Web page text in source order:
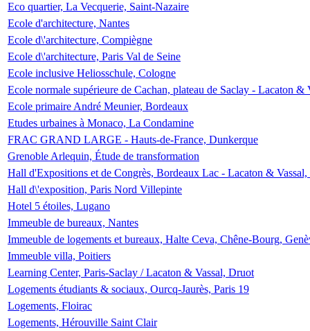
Eco quartier, La Vecquerie, Saint-Nazaire
Ecole d'architecture, Nantes
Ecole d\'architecture, Compiègne
Ecole d\'architecture, Paris Val de Seine
Ecole inclusive Heliosschule, Cologne
Ecole normale supérieure de Cachan, plateau de Saclay - Lacaton &
Ecole primaire André Meunier, Bordeaux
Etudes urbaines à Monaco, La Condamine
FRAC GRAND LARGE - Hauts-de-France, Dunkerque
Grenoble Arlequin, Étude de transformation
Hall d'Expositions et de Congrès, Bordeaux Lac - Lacaton &
Hall d\'exposition, Paris Nord Villepinte
Hotel 5 étoiles, Lugano
Immeuble de bureaux, Nantes
Immeuble de logements et bureaux, Halte Ceva, Chêne-Bourg,
Immeuble villa, Poitiers
Learning Center, Paris-Saclay / Lacaton & Vassal, Druot
Logements étudiants & sociaux, Ourcq-Jaurès, Paris 19
Logements, Floirac
Logements, Hérouville Saint Clair